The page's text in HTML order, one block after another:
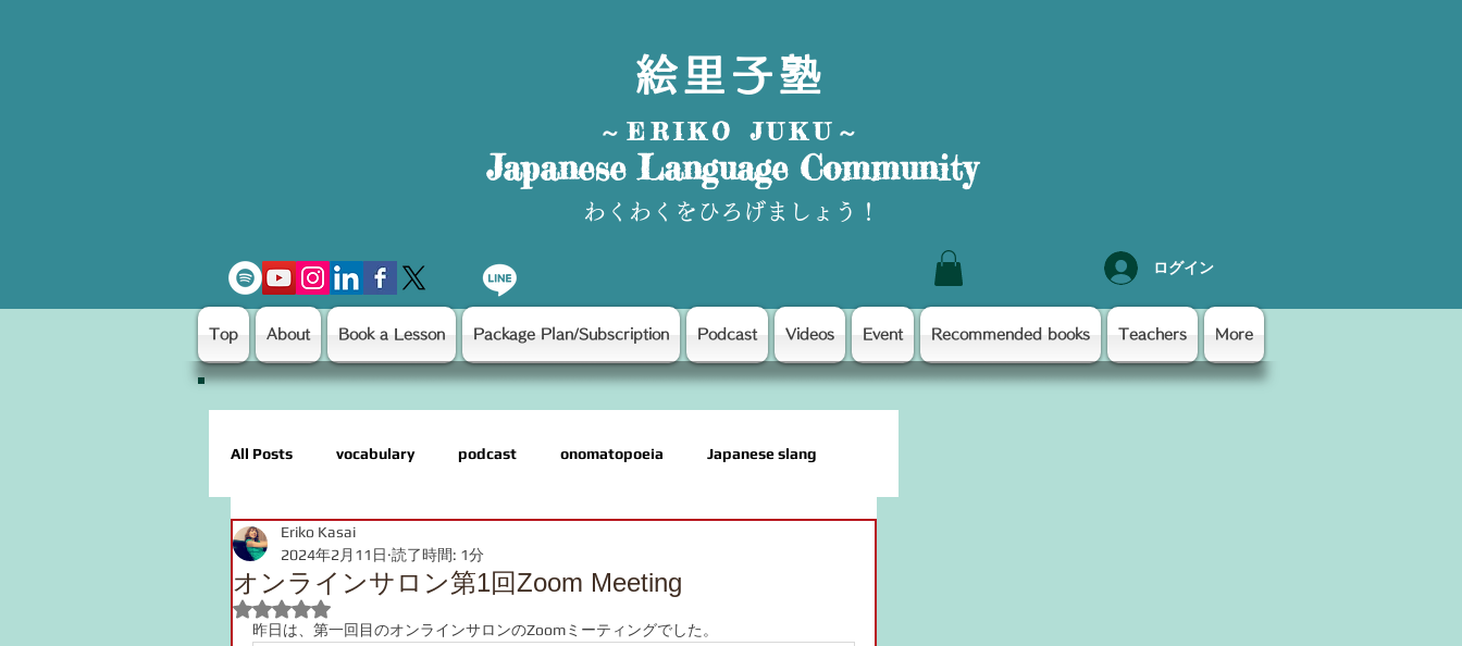
絵里子塾
～ERIKO JUKU～
Japanese Language Community
わくわくをひろげましょう！
ログイン
Top About Book a Lesson Package Plan/Subscription Podcast Videos Event Recommended books Teachers More
All Posts vocabulary podcast onomatopoeia Japanese slang
JLPT Grammar
オンラインサロン第1回Zoom Meeting
Eriko Kasai
2024年2月11日 読了時間: 1分
5つ星のうちNaNと評価されています。
昨日は、第一回目のオンラインサロンのZoomミーティングでした。